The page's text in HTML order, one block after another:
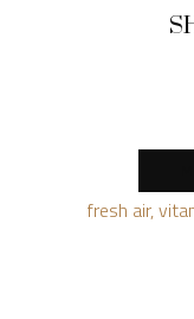
fresh air,